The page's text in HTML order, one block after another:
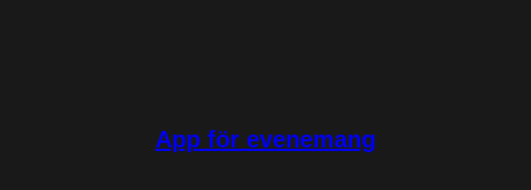
App för evenemang